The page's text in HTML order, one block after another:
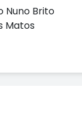
Nuno Brito
Matos